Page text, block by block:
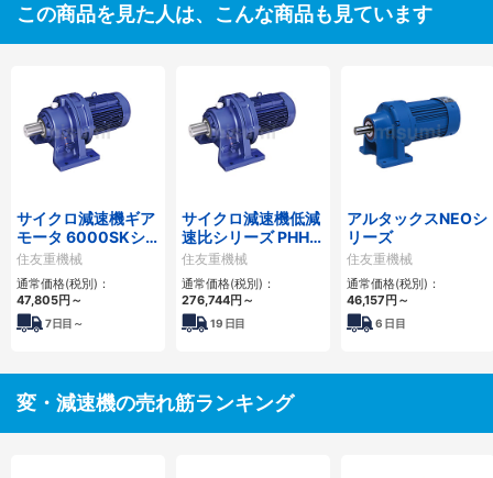
この商品を見た人は、こんな商品も見ています
サイクロ減速機ギア
モータ 6000SKシ
リーズ
住友重機械
通常価格(税別)：
47,805円～
7日目～
サイクロ減速機低減
速比シリーズ PHHM
形
住友重機械
通常価格(税別)：
276,744円～
19 日目
アルタックスNEOシ
リーズ
住友重機械
通常価格(税別)：
46,157円～
6 日目
変・減速機の売れ筋ランキング